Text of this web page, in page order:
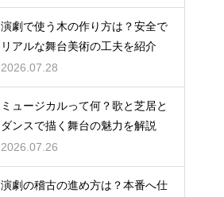
演劇で使う木の作り方は？安全で
リアルな舞台美術の工夫を紹介
2026.07.28
ミュージカルって何？歌と芝居と
ダンスで描く舞台の魅力を解説
2026.07.26
演劇の稽古の進め方は？本番へ仕